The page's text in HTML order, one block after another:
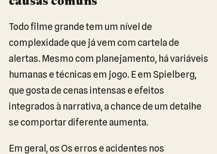
Todo filme grande tem um nível de
complexidade que já vem com cartela de
alertas. Mesmo com planejamento, há variáveis
humanas e técnicas em jogo. E em Spielberg,
que gosta de cenas intensas e efeitos
integrados à narrativa, a chance de um detalhe
se comportar diferente aumenta.
Em geral, os Os erros e acidentes nos